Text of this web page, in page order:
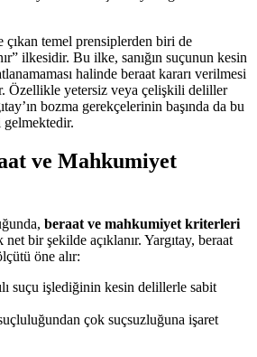
çıkan temel prensiplerden biri de
ilkesidir. Bu ilke, sanığın suçunun kesin
halinde beraat kararı verilmesi
Özellikle yetersiz veya çelişkili deliller
bozma gerekçelerinin başında da bu
ve Mahkumiyet
beraat ve mahkumiyet kriterleri
bir şekilde açıklanır. Yargıtay, beraat
öne alır:
suçu işlediğinin kesin delillerle sabit
çok suçsuzluğuna işaret